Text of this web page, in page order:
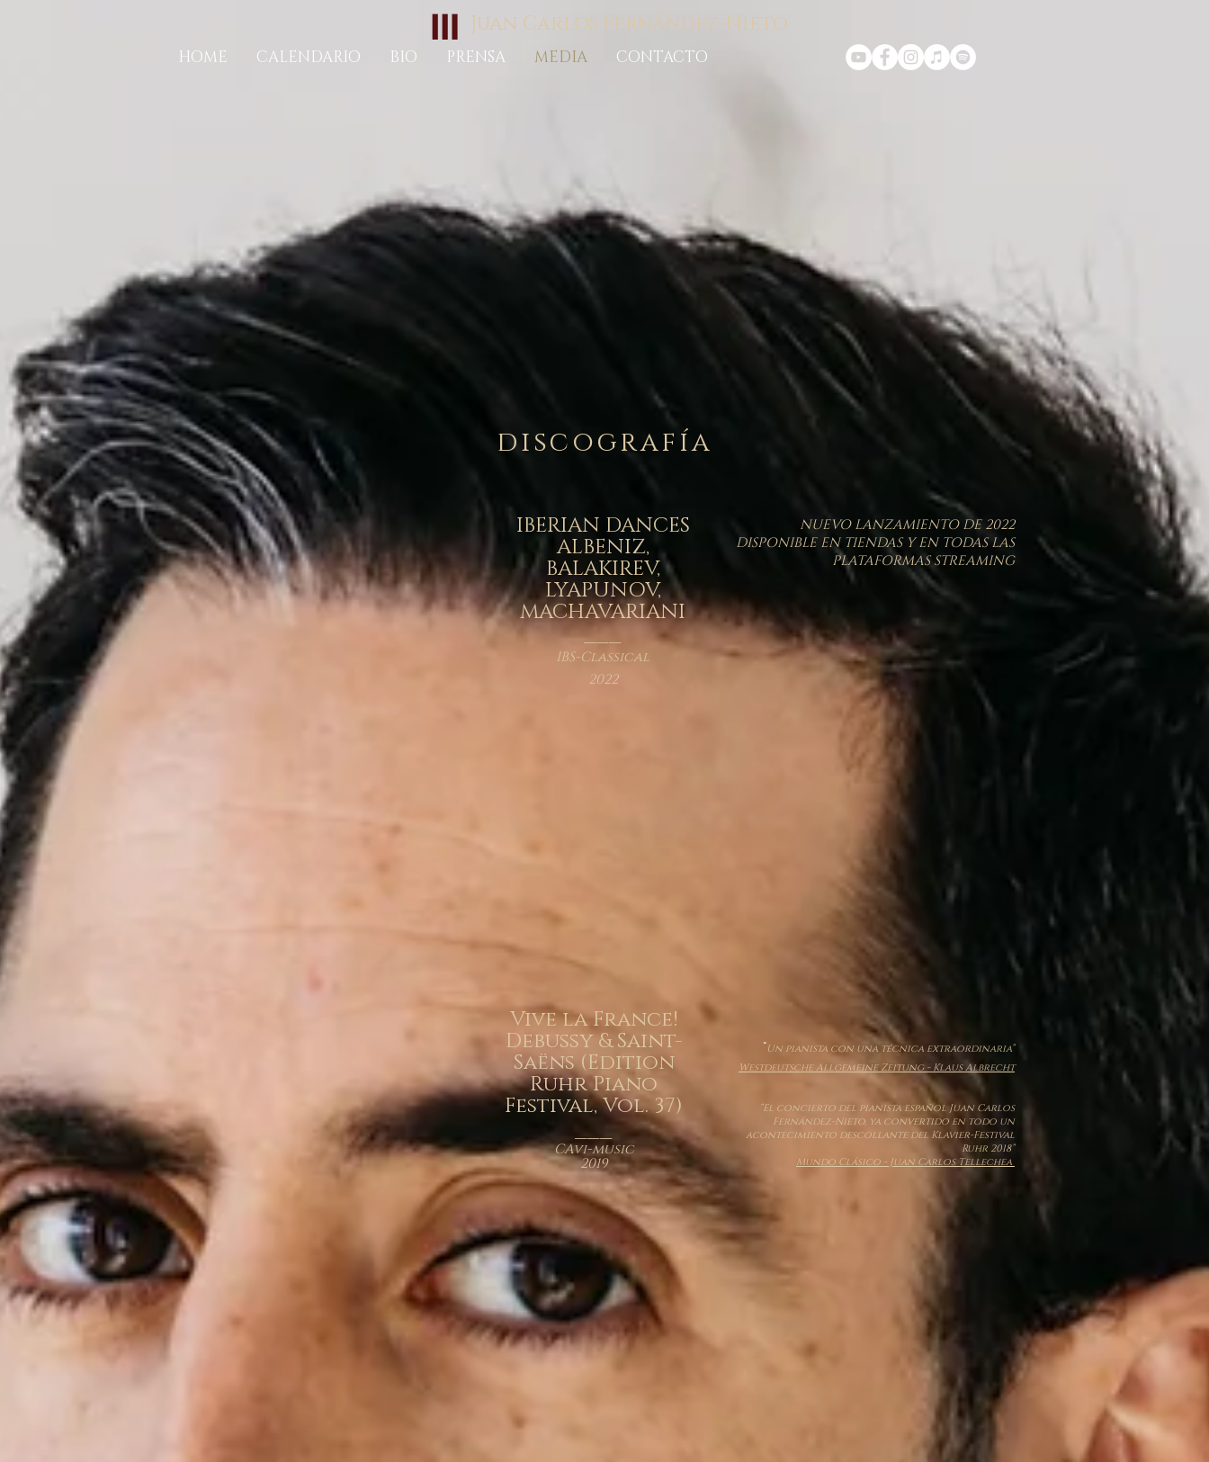
Juan Carlos Fernández-Nieto
HOME CALENDARIO BIO PRENSA MEDIA CONTACTO
discografía
IBERIAN DANCES
ALBENIZ,
BALAKIREV,
LYAPUNOV,
MACHAVARIANI
___
IBS-Classical
2022
NUEVO LANZAMIENTO DE 2022
DISPONIBLE EN TIENDAS Y EN TODAS LAS
PLATAFORMAS STREAMING
Vive la France!
Debussy & Saint-
Saëns (Edition
Ruhr Piano
Festival, Vol. 37)
___
CAvi-music
2019
“Un pianista con una técnica extraordinaria”
Westdeutsche Allgemeine Zeitung - Klaus Albrecht
“El concierto del pianista español Juan Carlos
Fernández-Nieto, ya convertido en todo un
acontecimiento descollante del Klavier-Festival
Ruhr 2018”
Mundo Clásico - Juan Carlos Tellechea